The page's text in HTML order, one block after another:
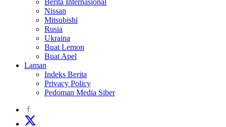
Nissan
Mitsubishi
Rusia
Ukraina
Buat Lemon
Buat Apel
Laman
Indeks Berita
Privacy Policy
Pedoman Media Siber